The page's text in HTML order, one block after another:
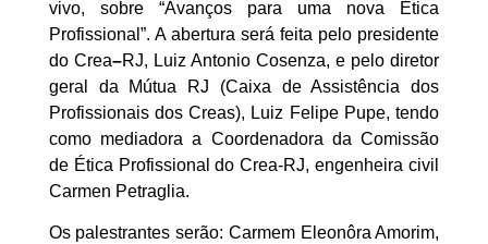
vivo, sobre “Avanços para uma nova Ética
Profissional”. A abertura será feita pelo presidente
do Crea–RJ, Luiz Antonio Cosenza, e pelo diretor
geral da Mútua RJ (Caixa de Assistência dos
Profissionais dos Creas), Luiz Felipe Pupe, tendo
como mediadora a Coordenadora da Comissão
de Ética Profissional do Crea-RJ, engenheira civil
Carmen Petraglia.
Os palestrantes serão: Carmem Eleonôra Amorim,